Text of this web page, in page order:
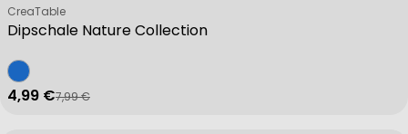
Dipschale Nature Collection
Verkäufer:
CreaTable
Verkaufspreis
4,99 €
Regulärer Preis
7,99 €